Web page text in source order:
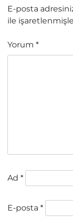
E-posta
ile
Yorum *
Ad *
E-posta *